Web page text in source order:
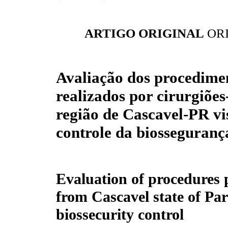
ARTIGO ORIGINAL
Avaliação dos
realizados por
região de Cascavel-PR
controle da
Evaluation of procedures
from Cascavel state of
biossecurity control